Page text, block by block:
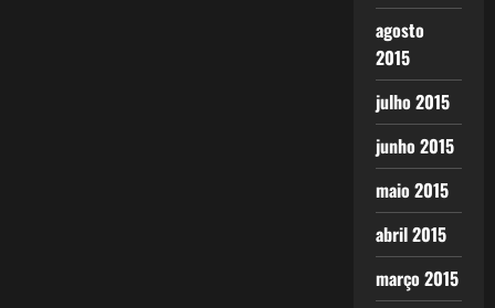
agosto
2015
julho 2015
junho 2015
maio 2015
abril 2015
março 2015